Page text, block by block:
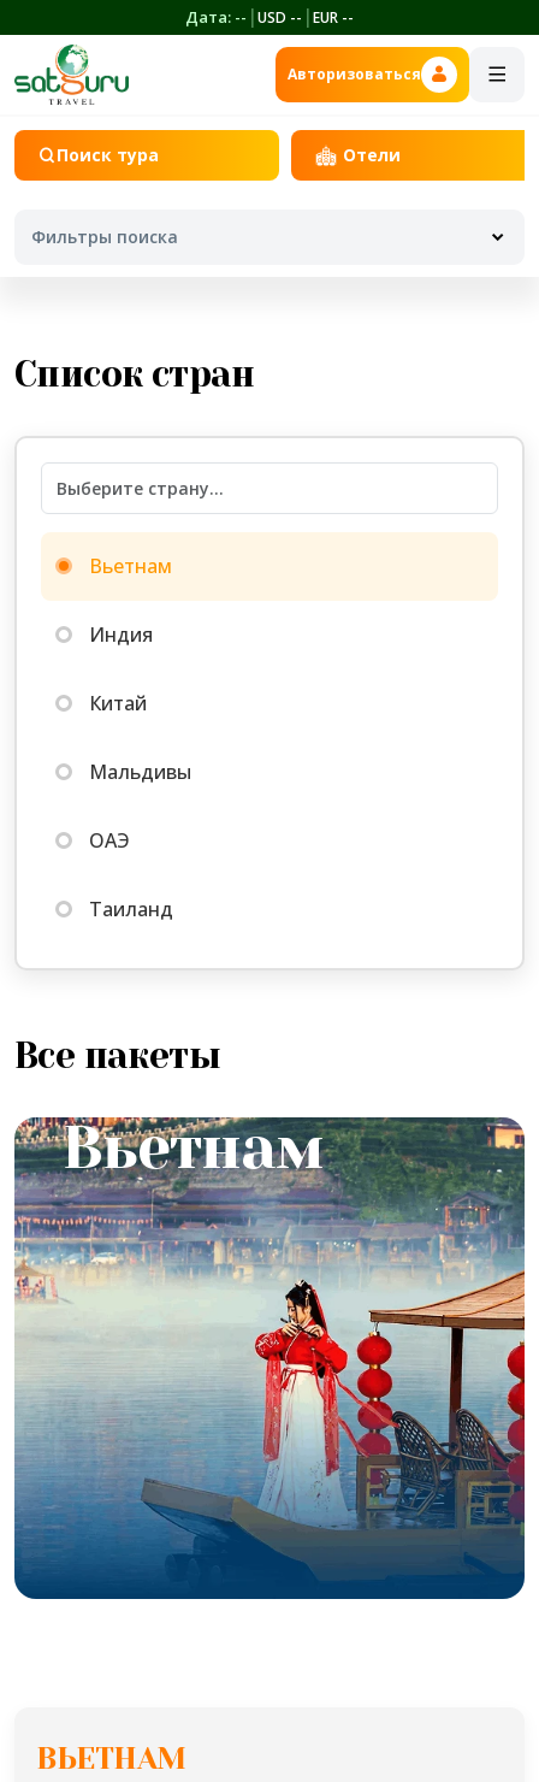
Дата: -- |USD -- |EUR --
Авторизоваться
Поиск тура Отели
Фильтры поиска
Даты отправления
Количество ночей
7 — 14 ночей
Список стран
Вьетнам
Индия
Китай
Мальдивы
ОАЭ
Таиланд
Все пакеты
Вьетнам
ВЬЕТНАМ